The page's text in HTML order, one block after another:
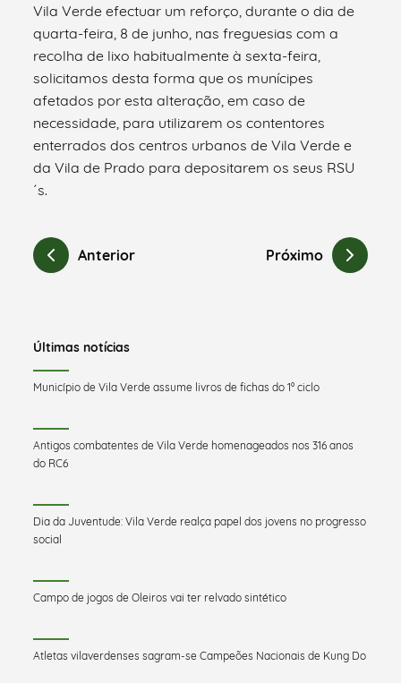
Vila Verde efectuar um reforço, durante o dia de
quarta-feira, 8 de junho, nas freguesias com a
recolha de lixo habitualmente à sexta-feira,
solicitamos desta forma que os munícipes
afetados por esta alteração, em caso de
necessidade, para utilizarem os contentores
enterrados dos centros urbanos de Vila Verde e
da Vila de Prado para depositarem os seus RSU
´s.
Anterior Próximo
Últimas notícias
Município de Vila Verde assume livros de fichas do 1º ciclo
Antigos combatentes de Vila Verde homenageados nos 316 anos
do RC6
Dia da Juventude: Vila Verde realça papel dos jovens no progresso
social
Campo de jogos de Oleiros vai ter relvado sintético
Atletas vilaverdenses sagram-se Campeões Nacionais de Kung Do